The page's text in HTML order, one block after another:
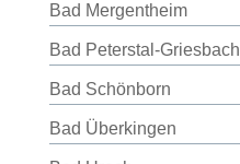
Bad Mergentheim
Bad Peterstal-Griesbach
Bad Schönborn
Bad Überkingen